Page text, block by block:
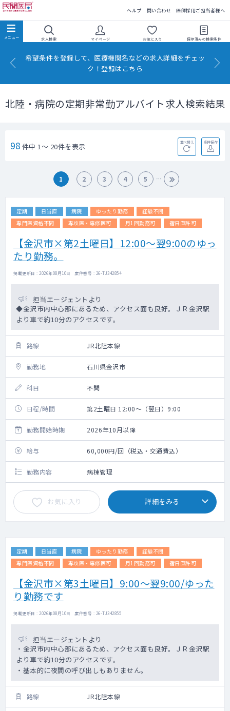
ヘルプ 問い合わせ 医師採用ご担当者様へ
求人検索 マイページ お気に入り 保存済みの検索条件
希望条件を登録して、医療機関名などの求人詳細をチェッ
ク！登録はこちら
北陸・病院の定期非常勤アルバイト求人検索結果
98 件中 1～ 20件を表示 並べ替え 条件保存
1 2 3 4 5
定期 日当直 病院 ゆったり勤務
経験不問
専門医資格不問
専攻医・専修医可 月1回勤務可 宿日直許可
【金沢市×第2土曜日】12:00～翌9:00のゆっ
たり勤務。
掲載更新日 : 2026年08月10日 案件番号 : 26-TJ342854
担当エージェントより
◆金沢市内中心部にあるため、アクセス面も良好。ＪＲ金沢駅
より車で約10分のアクセスです。
路線 JR北陸本線
勤務地 石川県金沢市
科目 不問
日程/時間 第2土曜日 12:00～（翌日）9:00
勤務開始時期 2026年10月以降
給与 60,000円/回（税込・交通費込）
勤務内容 病棟管理
お気に入り 詳細をみる
定期 日当直 病院 ゆったり勤務
経験不問
専門医資格不問
専攻医・専修医可 月1回勤務可 宿日直許可
【金沢市×第3土曜日】9:00～翌9:00/ゆった
り勤務です
掲載更新日 : 2026年08月10日 案件番号 : 26-TJ342855
担当エージェントより
・金沢市内中心部にあるため、アクセス面も良好。ＪＲ金沢駅
より車で約10分のアクセスです。
・基本的に夜間の呼び出しもありません。
路線 JR北陸本線